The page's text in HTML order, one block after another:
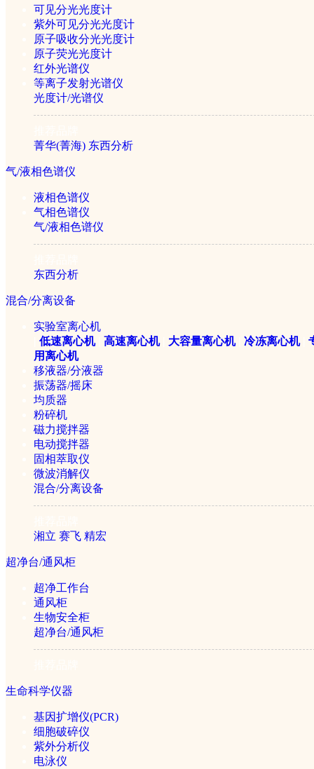
可见分光光度计
紫外可见分光光度计
原子吸收分光光度计
原子荧光光度计
红外光谱仪
等离子发射光谱仪
光度计/光谱仪
菁华(菁海) 东西分析
气/液相色谱仪
液相色谱仪
气相色谱仪
气/液相色谱仪
东西分析
混合/分离设备
实验室离心机
低速离心机 高速离心机 大容量离心机 冷冻离心机
用离心机
移液器/分液器
振荡器/摇床
均质器
粉碎机
磁力搅拌器
电动搅拌器
固相萃取仪
微波消解仪
混合/分离设备
湘立 赛飞 精宏
超净台/通风柜
超净工作台
通风柜
生物安全柜
超净台/通风柜
生命科学仪器
基因扩增仪(PCR)
细胞破碎仪
紫外分析仪
电泳仪
超声波清洗器
灭菌器/灭菌锅
纯化设备
超纯水机
蒸馏水器
旋转蒸发仪
氮吹仪
制冷设备
超低温冰箱
冷冻干燥机
泵类设备
实验室真空泵
蠕动泵
气体发生器
空气发生器
氢气发生器